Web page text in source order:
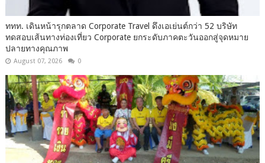
ททท. เดินหน้ารุกตลาด Corporate Travel ดึงเอเย่นต์กว่า 52 บริษัท
ทดสอบเส้นทางท่องเที่ยว Corporate ยกระดับภาคตะวันออกสู่จุดหมาย
ปลายทางคุณภาพ
August 07, 2026 0